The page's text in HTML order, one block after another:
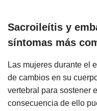
Sacroileítis y
síntomas más
Las mujeres durante el
de cambios en su
vertebral para sostener
consecuencia de ello